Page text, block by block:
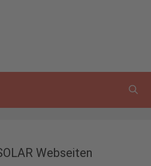
Webseiten